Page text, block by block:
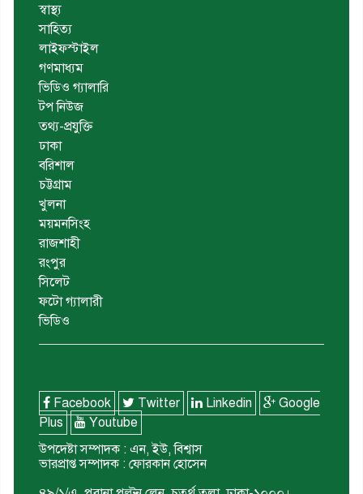
স্বাস্থ্য
সাহিত্য
লাইফস্টাইল
গণমাধ্যম
ভিডিও গ্যালারি
টপ নিউজ
তথ্য-প্রযুক্তি
ঢাকা
বরিশাল
চট্টগ্রাম
খুলনা
ময়মনসিংহ
রাজশাহী
রংপুর
সিলেট
ফটো গ্যালারী
ভিডিও
Facebook Twitter Linkedin
Google
Plus
Youtube
উপদেষ্টা সম্পাদক : এন, ইউ, বিশ্বাস
ভারপ্রাপ্ত সম্পাদক : ফোরকান হোসেন